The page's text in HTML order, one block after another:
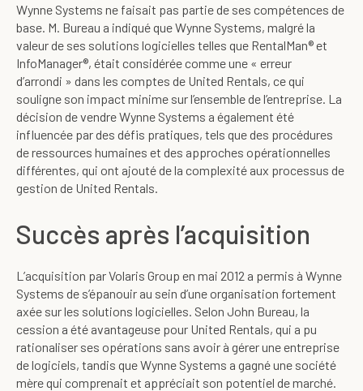
Wynne Systems ne faisait pas partie de ses compétences de
base. M. Bureau a indiqué que Wynne Systems, malgré la
valeur de ses solutions logicielles telles que RentalMan® et
InfoManager®, était considérée comme une « erreur
d’arrondi » dans les comptes de United Rentals, ce qui
souligne son impact minime sur l’ensemble de l’entreprise. La
décision de vendre Wynne Systems a également été
influencée par des défis pratiques, tels que des procédures
de ressources humaines et des approches opérationnelles
différentes, qui ont ajouté de la complexité aux processus de
gestion de United Rentals.
Succès après l’acquisition
L’acquisition par Volaris Group en mai 2012 a permis à Wynne
Systems de s’épanouir au sein d’une organisation fortement
axée sur les solutions logicielles. Selon John Bureau, la
cession a été avantageuse pour United Rentals, qui a pu
rationaliser ses opérations sans avoir à gérer une entreprise
de logiciels, tandis que Wynne Systems a gagné une société
mère qui comprenait et appréciait son potentiel de marché.